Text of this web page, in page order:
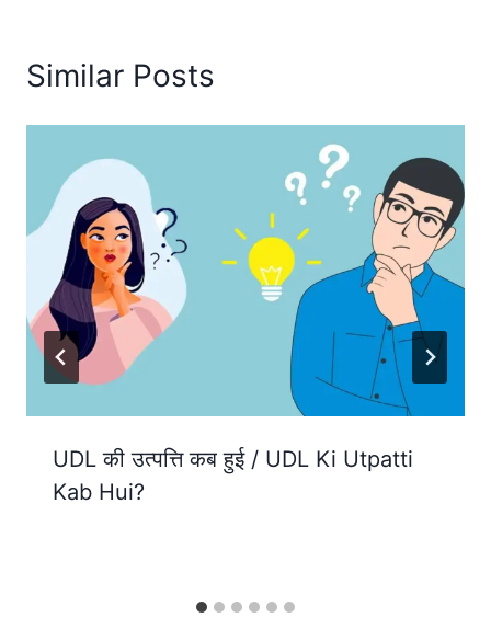
Similar Posts
UDL की उत्पत्ति कब हुई / UDL Ki Utpatti
Kab Hui?